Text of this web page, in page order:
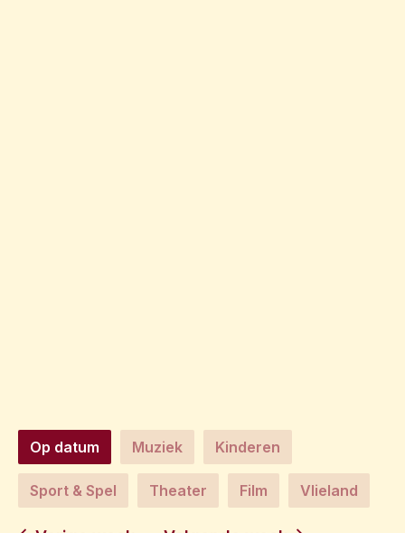
Op datum Muziek Kinderen
Sport & Spel Theater Film Vlieland